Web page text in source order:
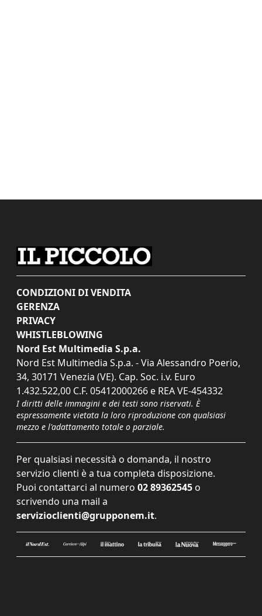
CONDIZIONI DI VENDITA
GERENZA
PRIVACY
WHISTLEBLOWING
Nord Est Multimedia S.p.a.
Nord Est Multimedia S.p.a. - Via Alessandro Poerio,
34, 30171 Venezia (VE). Cap. Soc. i.v. Euro
1.432.522,00 C.F. 05412000266 e REA VE-454332
I diritti delle immagini e dei testi sono riservati. È
espressamente vietata la loro riproduzione con qualsiasi
mezzo e l'adattamento totale o parziale.
Per qualsiasi necessità o domanda, il nostro
servizio clienti è a tua completa disposizione.
Puoi contattarci al numero 02 89362545 o
scrivendo una mail a
servizioclienti@grupponem.it.